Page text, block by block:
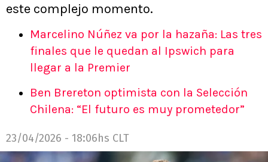
este complejo momento.
Marcelino Núñez va por la hazaña: Las tres
finales que le quedan al Ipswich para
llegar a la Premier
Ben Brereton optimista con la Selección
Chilena: “El futuro es muy prometedor”
23/04/2026 - 18:06hs CLT